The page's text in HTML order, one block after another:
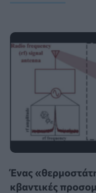
Ένας
κβαντικές